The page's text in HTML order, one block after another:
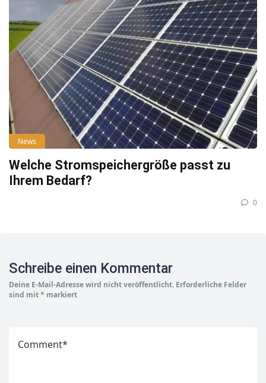
News
Welche Stromspeichergröße passt zu
Ihrem Bedarf?
0
Schreibe einen Kommentar
Deine E-Mail-Adresse wird nicht veröffentlicht. Erforderliche Felder
sind mit* markiert